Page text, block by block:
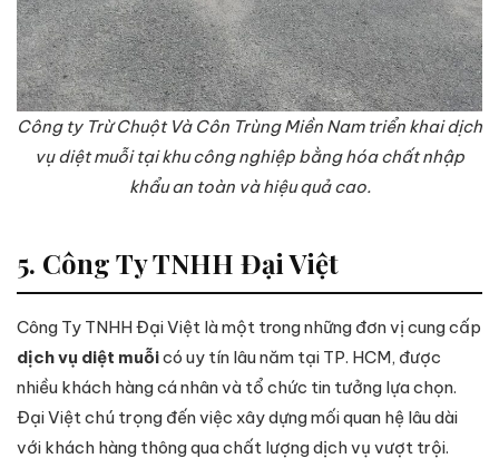
Công ty Trừ Chuột Và Côn Trùng Miền Nam triển khai dịch
vụ diệt muỗi tại khu công nghiệp bằng hóa chất nhập
khẩu an toàn và hiệu quả cao.
5. Công Ty TNHH Đại Việt
Công Ty TNHH Đại Việt là một trong những đơn vị cung cấp
dịch vụ diệt muỗicó uy tín lâu năm tại TP. HCM, được
nhiều khách hàng cá nhân và tổ chức tin tưởng lựa chọn.
Đại Việt chú trọng đến việc xây dựng mối quan hệ lâu dài
với khách hàng thông qua chất lượng dịch vụ vượt trội.